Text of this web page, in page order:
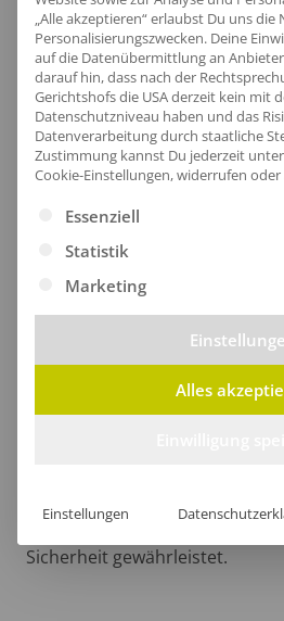
für höchste Sichtbarkeit und
dich befindest.
Praktischer Saum
stilvolle Reflexband höchste
Sicherheit gewährleistet.
„Alle akzeptieren“ erlaubst Du uns
Personalisierungszwecken. Deine
auf die Datenübermittlung an Anbieter
darauf hin, dass nach der
Gerichtshofs die USA derzeit kein mit
Datenschutzniveau haben und das
Datenverarbeitung durch staatliche
Zustimmung kannst Du jederzeit unter
Cookie-Einstellungen, widerrufen
Es folgt eine Liste der
Essenziell
Statistik
Marketing
Alles
Einstellungen